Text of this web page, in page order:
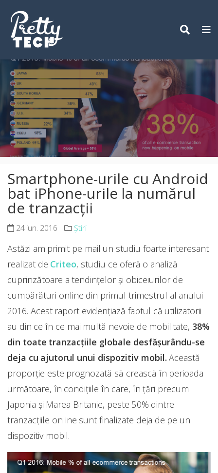
content
Smartphone-urile cu Android
bat iPhone-urile la numărul
de tranzacții
24 iun. 2016 Știri
Astăzi am primit pe mail un studiu foarte interesant
realizat de Criteo, studiu ce oferă o analiză
cuprinzătoare a tendințelor și obiceiurilor de
cumpărături online din primul trimestrul al anului
2016. Acest raport evidențiază faptul că utilizatorii
au din ce în ce mai multă nevoie de mobilitate, 38%
din toate tranzacțiile globale desfășurându-se
deja cu ajutorul unui dispozitiv mobil. Această
proporție este prognozată să crească în perioada
următoare, în condițiile în care, în țări precum
Japonia și Marea Britanie, peste 50% dintre
tranzacțiile online sunt finalizate deja de pe un
dispozitiv mobil.